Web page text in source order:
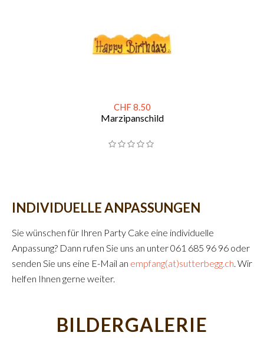
CHF 8.50
Marzipanschild
INDIVIDUELLE ANPASSUNGEN
Sie wünschen für Ihren Party Cake eine individuelle
Anpassung? Dann rufen Sie uns an unter 061 685 96 96 oder
senden Sie uns eine E-Mail an empfang(at)sutterbegg.ch. Wir
helfen Ihnen gerne weiter.
BILDERGALERIE